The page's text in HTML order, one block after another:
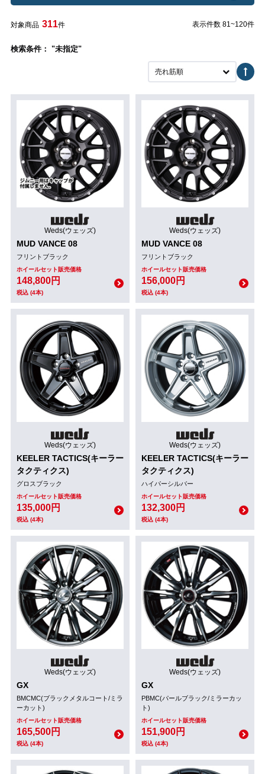
対象商品 311件 表示件数 81~120件
検索条件： "未指定"
売れ筋順
Weds(ウェッズ)
MUD VANCE 08
フリントブラック
ホイールセット販売価格
148,800円
税込 (4本)
Weds(ウェッズ)
MUD VANCE 08
フリントブラック
ホイールセット販売価格
156,000円
税込 (4本)
Weds(ウェッズ)
KEELER TACTICS(キーラー
タクティクス)
グロスブラック
ホイールセット販売価格
135,000円
税込 (4本)
Weds(ウェッズ)
KEELER TACTICS(キーラー
タクティクス)
ハイパーシルバー
ホイールセット販売価格
132,300円
税込 (4本)
Weds(ウェッズ)
GX
BMCMC(ブラックメタルコート/ミラ
ーカット)
ホイールセット販売価格
165,500円
税込 (4本)
Weds(ウェッズ)
GX
PBMC(パールブラック/ミラーカッ
ト)
ホイールセット販売価格
151,900円
税込 (4本)